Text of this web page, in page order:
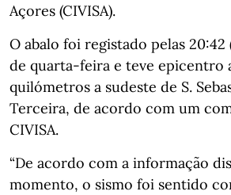
Açores (CIVISA).
O abalo foi registado pelas 20:42
de quarta-feira e teve epicentro
quilómetros a sudeste de S.
Terceira, de acordo com um
CIVISA.
“De acordo com a informação
momento, o sismo foi sentido